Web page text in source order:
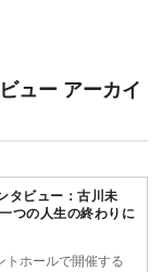
ュー アーカイ
タビュー：古川未
つの人生の終わりに
ホールで開催する